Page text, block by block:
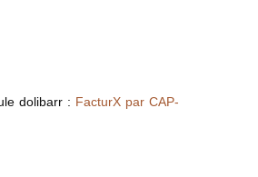
dolibarr : FacturX par CAP-